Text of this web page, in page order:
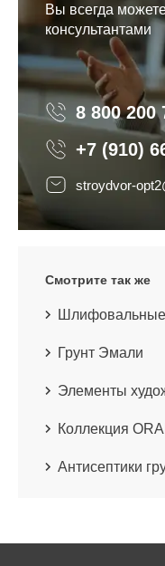
Вы всегда
консультантами
8 800 200
+7 (910)
stroydvor-
Смотрите так же
Грунт Эмали
Элементы
Коллекция
Антисептики